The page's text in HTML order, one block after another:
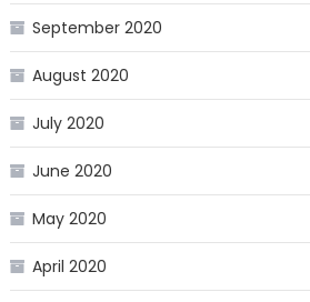
September 2020
August 2020
July 2020
June 2020
May 2020
April 2020